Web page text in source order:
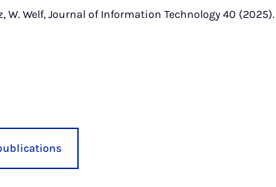
W. Welf, Journal of Information Technology 40 (2025).